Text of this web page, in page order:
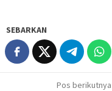
SEBARKAN
Pos berikutnya